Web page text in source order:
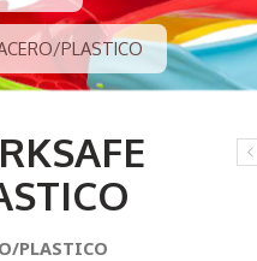
PLASTICO
PLASTICO